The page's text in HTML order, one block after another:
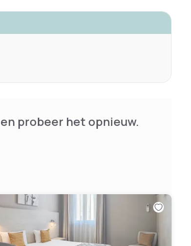
probeer het opnieuw.